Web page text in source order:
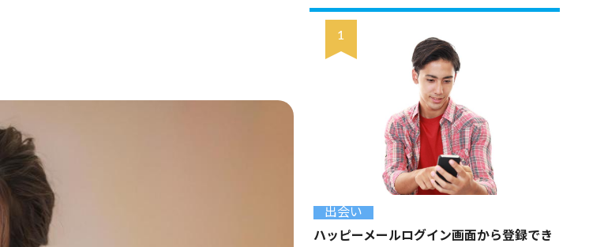
出会い
ハッピーメールログイン画面から登録でき